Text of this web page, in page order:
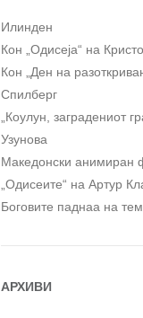
Илинден
Кон „Одисеја“ на
Кон „Ден на
Спилберг
„Коулун, заградениот
Узунова
Македонски анимиран
„Одисеите“ на Артур
Боговите паднаа на
АРХИВИ